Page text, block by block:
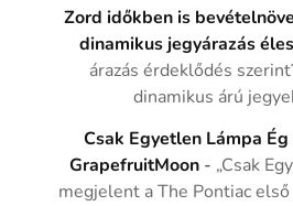
Zord időkben is
dinamikus jegyárazás
árazás érdeklődés
dinamikus árú
Csak Egyetlen Lámpa
GrapefruitMoon - „Csak
megjelent a The Pontiac